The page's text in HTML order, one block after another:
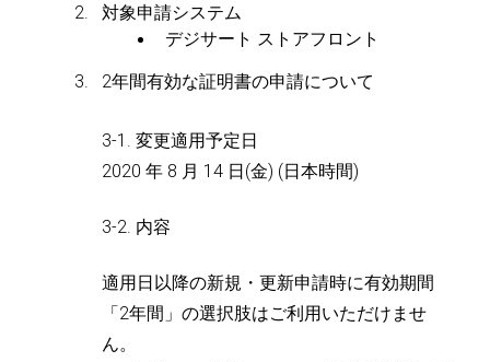
対象申請システム
デジサート ストアフロント
2年間有効な証明書の申請について
3-1. 変更適用予定日
2020 年 8 月 14 日(金) (日本時間)
3-2. 内容
適用日以降の新規・更新申請時に有効期間
「2年間」の選択肢はご利用いただけませ
ん。